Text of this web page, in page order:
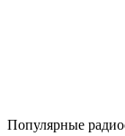
Популярные